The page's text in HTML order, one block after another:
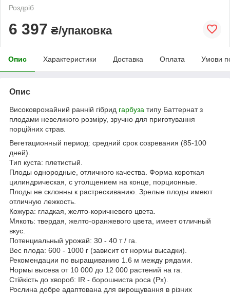
Роздріб
6 397 ₴/упаковка
Опис Характеристики Доставка Оплата Умови
Опис
Високоврожайний ранній гібрид гарбуза типу Баттернат з
плодами невеликого розміру, зручно для приготування
порційних страв.
Вегетационный период: средний срок созревания (85-100
дней).
Тип куста: плетистый.
Плоды однородные, отличного качества. Форма короткая
цилиндрическая, с утолщением на конце, порционные.
Плоды не склонны к растрескиванию. Зрелые плоды имеют
отличную лежкость.
Кожура: гладкая, желто-коричневого цвета.
Мякоть: твердая, желто-оранжевого цвета, имеет отличный
вкус.
Потенциальный урожай: 30 - 40 т / га.
Вес плода: 600 - 1000 г (зависит от нормы высадки).
Рекомендации по выращиванию 1.6 м между рядами.
Нормы высева от 10 000 до 12 000 растений на га.
Стійкість до хвороб: IR - борошниста роса (Px).
Рослина добре адаптована для вирощування в різних